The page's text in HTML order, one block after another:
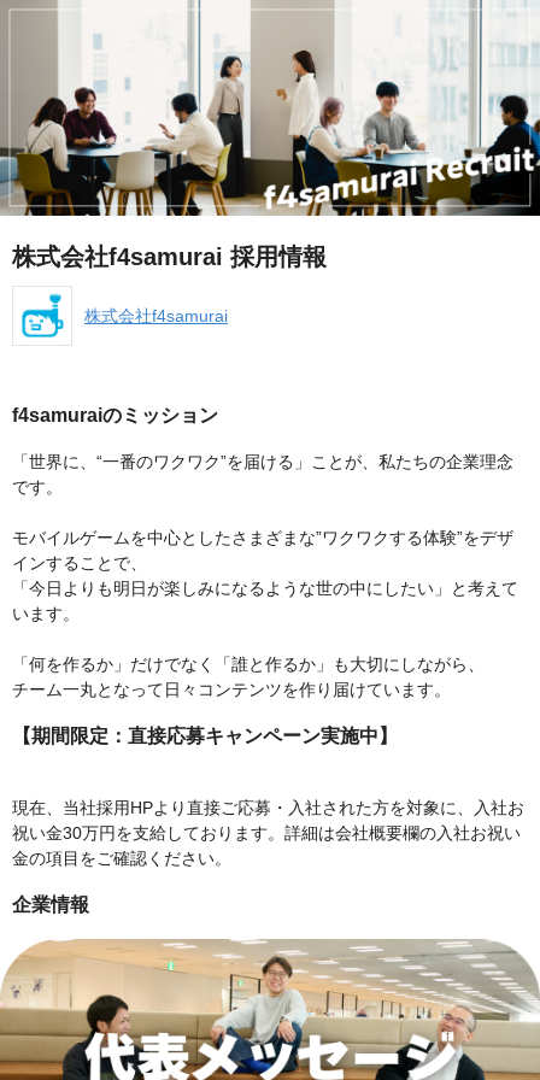
株式会社f4samurai 採用情報
株式会社f4samurai
f4samuraiのミッション
「世界に、“一番のワクワク”を届ける」ことが、私たちの企業理念
です。
モバイルゲームを中心としたさまざまな”ワクワクする体験”をデザ
インすることで、
「今日よりも明日が楽しみになるような世の中にしたい」と考えて
います。
「何を作るか」だけでなく「誰と作るか」も大切にしながら、
チーム一丸となって日々コンテンツを作り届けています。
【期間限定：直接応募キャンペーン実施中】
現在、当社採用HPより直接ご応募・入社された方を対象に、入社お
祝い金30万円を支給しております。詳細は会社概要欄の入社お祝い
金の項目をご確認ください。
企業情報